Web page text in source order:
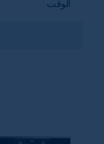
الوقت